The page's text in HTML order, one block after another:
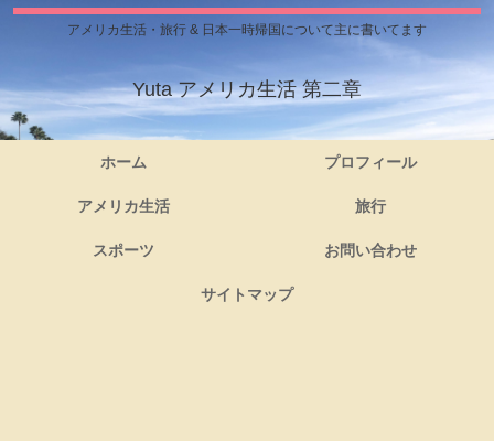
アメリカ生活・旅行 & 日本一時帰国について主に書いてます
Yuta アメリカ生活 第二章
ホーム プロフィール
アメリカ生活 旅行
スポーツ お問い合わせ
サイトマップ